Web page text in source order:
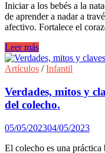
Iniciar a los bebés a la
de aprender a nadar a
afectivo. Fortalece el
¡Ventajas
de
la
para
bebés!
Leer más
Artículos /Infantil
Verdades, mitos y
del colecho.
05/05/202304/05/2023
El colecho es una práctica